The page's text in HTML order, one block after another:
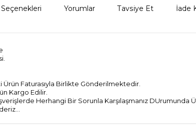
Yorumlar Tavsiye Et İade
Faturasıyla Birlikte Gönderilmektedir.
Kargo Edilir.
Herhangi Bir Sorunla Karşılaşmanız DUrumunda